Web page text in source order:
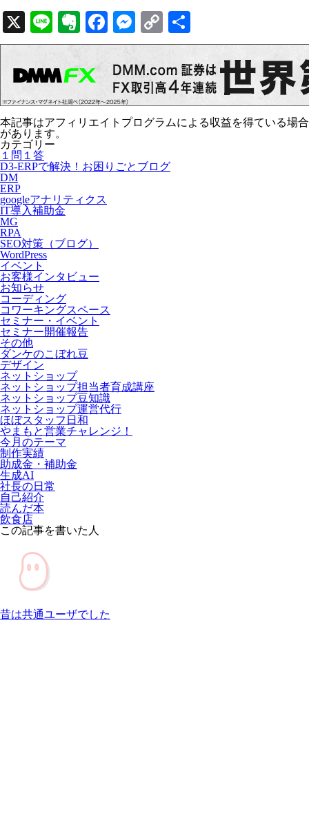
X LineEvernote
Facebook
Messenger
Copy
Link
有
本記事はアフィリエイトプログラムによる収益を得ている場合
があります。
カテゴリー
１問１答
D3-ERPで解決！お困りごとブログ
DM
ERP
googleアナリティクス
IT導入補助金
MG
RPA
SEO対策（ブログ）
WordPress
イベント
お客様インタビュー
お知らせ
コーディング
コワーキングスペース
セミナー・イベント
セミナー開催報告
その他
ダンケのこぼれ豆
デザイン
ネットショップ
ネットショップ担当者育成講座
ネットショップ豆知識
ネットショップ運営代行
ほぼスタッフ日和
やまもと営業チャレンジ！
今月のテーマ
制作実績
助成金・補助金
生成AI
社長の日常
自己紹介
読んだ本
飲食店
この記事を書いた人
昔は共通ユーザでした